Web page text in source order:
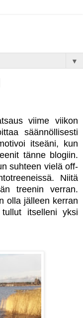
▼
viime viikon
säännöllisesti
itseäni, kun
tänne blogiin.
suhteen vielä off-
Niitä
treenin verran.
olla jälleen kerran
itselleni yksi